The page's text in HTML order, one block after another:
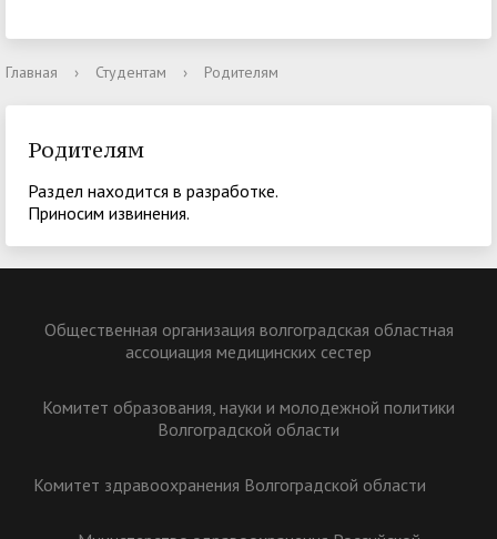
Главная › Студентам › Родителям
Родителям
Раздел находится в разработке.
Приносим извинения.
Общественная организация волгоградская областная
ассоциация медицинских сестер
Комитет образования, науки и молодежной политики
Волгоградской области
Комитет здравоохранения Волгоградской области